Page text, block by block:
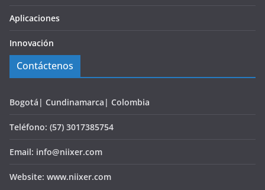
Aplicaciones
Innovación
Contáctenos
Bogotá| Cundinamarca| Colombia
Teléfono: (57) 3017385754
Email: info@niixer.com
Website: www.niixer.com